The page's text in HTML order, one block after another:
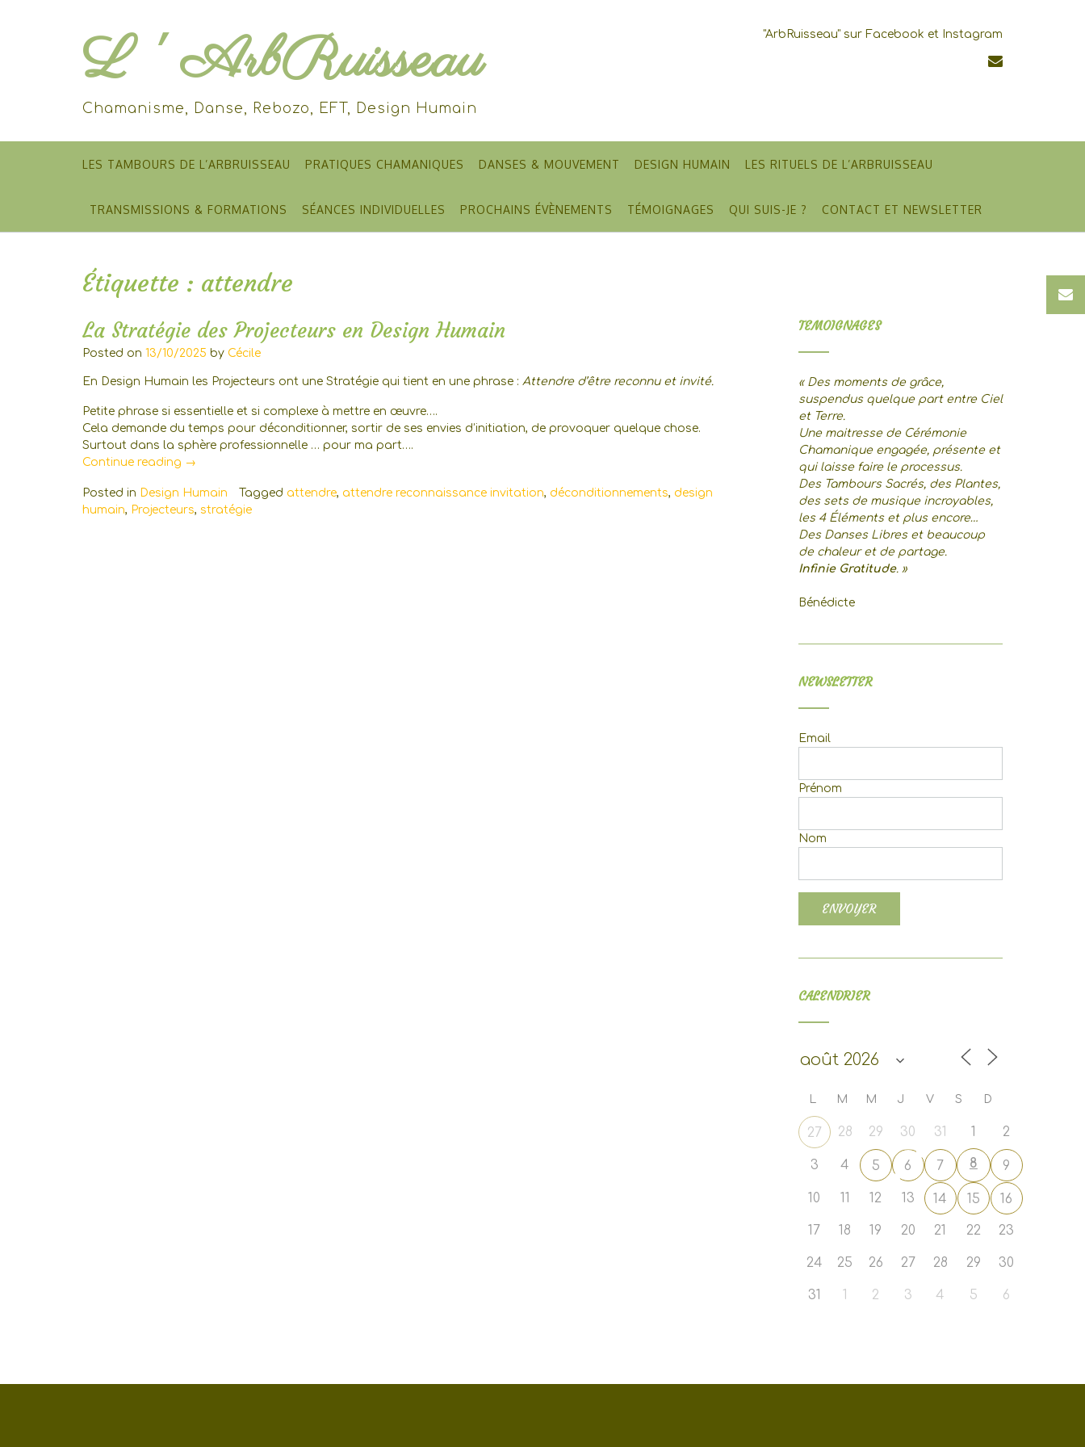
L ' ArbRuisseau
Chamanisme, Danse, Rebozo, EFT, Design Humain
"ArbRuisseau" sur Facebook et Instagram
LES TAMBOURS DE L’ARBRUISSEAU PRATIQUES CHAMANIQUES DANSES & MOUVEMENT DESIGN HUMAIN LES RITUELS DE L’ARBRUISSEAU
TRANSMISSIONS & FORMATIONS SÉANCES INDIVIDUELLES PROCHAINS ÉVÈNEMENTS TÉMOIGNAGES QUI SUIS-JE ? CONTACT ET NEWSLETTER
Étiquette : attendre
La Stratégie des Projecteurs en Design Humain
Posted on 13/10/2025 by Cécile
En Design Humain les Projecteurs ont une Stratégie qui tient en une phrase : Attendre d’être reconnu et invité.
Petite phrase si essentielle et si complexe à mettre en œuvre….
Cela demande du temps pour déconditionner, sortir de ses envies d’initiation, de provoquer quelque chose.
Surtout dans la sphère professionnelle … pour ma part….
Continue reading « La
des
Projecteurs
→
Posted in Design Humain Tagged attendre, attendre reconnaissance invitation, déconditionnements, design
humain, Projecteurs, stratégie
TEMOIGNAGES
« Des moments de grâce,
suspendus quelque part entre Ciel
et Terre.
Une maitresse de Cérémonie
Chamanique engagée, présente et
qui laisse faire le processus.
Des Tambours Sacrés, des Plantes,
des sets de musique incroyables,
les 4 Éléments et plus encore…
Des Danses Libres et beaucoup
de chaleur et de partage.
Infinie Gratitude. »
Bénédicte
NEWSLETTER
Email
Prénom
Nom
CALENDRIER
L M M J V S D
27 28 29 30 31 2
3 4 5 6 7 8 9
10 12 13 14 15 16
17 18 19 20 21 22 23
24 25 26 27 28 29 30
31 2 3 4 5 6